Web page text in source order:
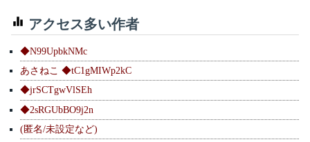
アクセス多い作者
◆N99UpbkNMc
あさねこ ◆tC1gMIWp2kC
◆jrSCTgwVlSEh
◆2sRGUbBO9j2n
(匿名/未設定など)